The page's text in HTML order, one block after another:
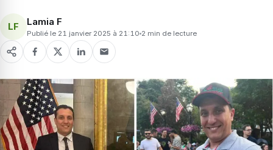
LF Lamia F
Publié le 21 janvier 2025 à 21:10 2 min de lecture